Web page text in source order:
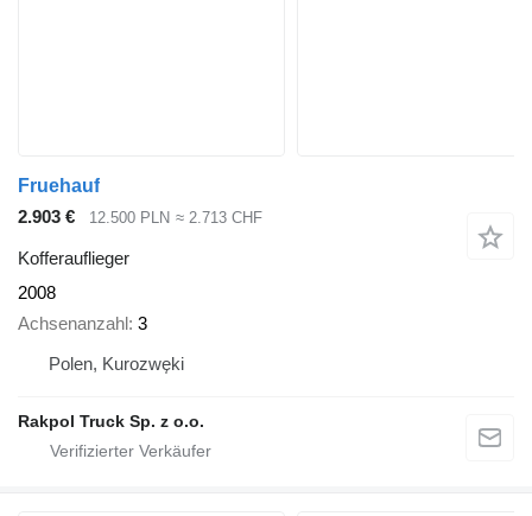
Fruehauf
2.903 €
12.500 PLN ≈ 2.713 CHF
Kofferauflieger
2008
Achsenanzahl 3
Polen, Kurozwęki
Rakpol Truck Sp. z o.o.